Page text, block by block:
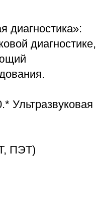
диагностика»:
диагностике,
Ультразвуковая
ПЭТ)